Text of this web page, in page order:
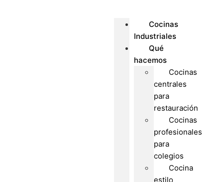
Cocinas
Industriales
Qué
hacemos
Cocinas
centrales
para
restauración
Cocinas
profesionales
para
colegios
Cocina
estilo